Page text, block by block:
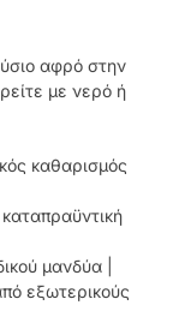
αφρό στην
με νερό ή
καθαρισμός
καταπραϋντική
μανδύα |
εξωτερικούς